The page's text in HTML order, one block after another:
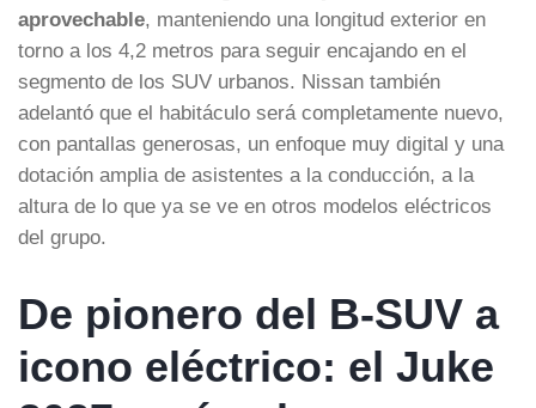
aprovechable, manteniendo una longitud exterior en
torno a los 4,2 metros para seguir encajando en el
segmento de los SUV urbanos. Nissan también
adelantó que el habitáculo será completamente nuevo,
con pantallas generosas, un enfoque muy digital y una
dotación amplia de asistentes a la conducción, a la
altura de lo que ya se ve en otros modelos eléctricos
del grupo.
De pionero del B-SUV a
icono eléctrico: el Juke